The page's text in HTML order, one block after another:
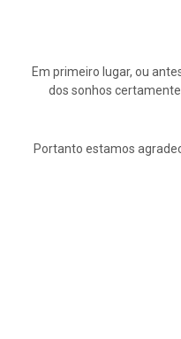
Em primeiro lugar, ou
dos sonhos
Portanto estamos